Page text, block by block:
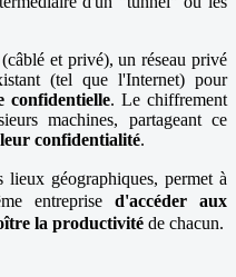
et privé), un réseau privé
(tel que l'Internet) pour
confidentielle. Le chiffrement
machines, partageant ce
confidentialité.
géographiques, permet à
entreprised'accéder aux
la productivité de chacun.